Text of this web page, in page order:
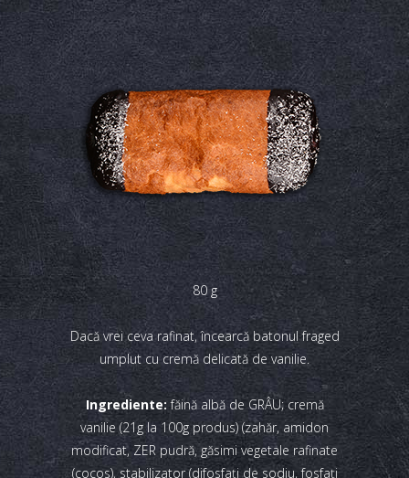
80 g
Dacă vrei ceva rafinat, încearcă batonul fraged
umplut cu cremă delicată de vanilie.
Ingrediente: făină albă de GRÂU; cremă
vanilie (21g la 100g produs) (zahăr, amidon
modificat, ZER pudră, găsimi vegetale rafinate
(cocos), stabilizator (difosfați de sodiu, fosfați